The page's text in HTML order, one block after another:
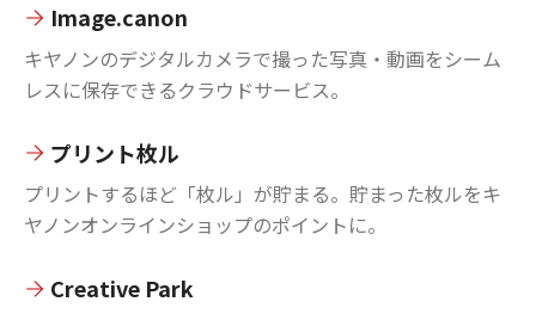
Image.canon
キヤノンのデジタルカメラで撮った写真・動画をシーム
レスに保存できるクラウドサービス。
プリント枚ル
プリントするほど「枚ル」が貯まる。貯まった枚ルをキ
ヤノンオンラインショップのポイントに。
Creative Park